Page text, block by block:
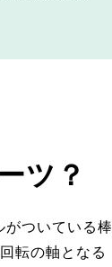
ツ？
がついている棒
転の軸となる